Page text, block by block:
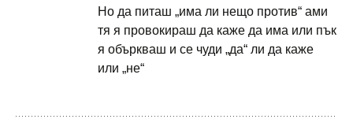
Но да питаш „има ли нещо против“ ами
тя я провокираш да каже да има или пък
я объркваш и се чуди „да“ ли да каже
или „не“